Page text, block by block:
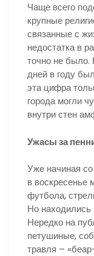
Чаще всего
крупные
связанные с
недостатка в
точно не было.
дней в году
эта цифра
города могли
внутри стен
Ужасы за
Уже начиная
в воскресенье
футбола,
Но
Нередко на
петушиные,
травля –